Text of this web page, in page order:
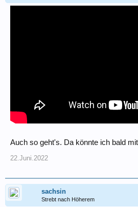
Auch so geht's. Da könnte ich bald
22.Juni.2022
sachsin
Strebt nach Höherem